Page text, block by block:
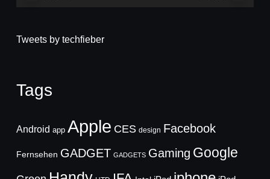
Tweets by techfieber
Tags
Android app Apple CES design Facebook
Fernsehen GADGET GADGETS Gaming Google